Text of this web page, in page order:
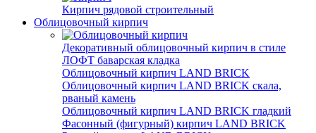
Кирпич рядовой строительный
Облицовочный кирпич
Декоративный облицовочный кирпич в стиле
ЛОФТ баварская кладка
Облицовочный кирпич LAND BRICK
Облицовочный кирпич LAND BRICK скала,
рваный камень
Облицовочный кирпич LAND BRICK гладкий
Фасонный (фигурный) кирпич LAND BRICK